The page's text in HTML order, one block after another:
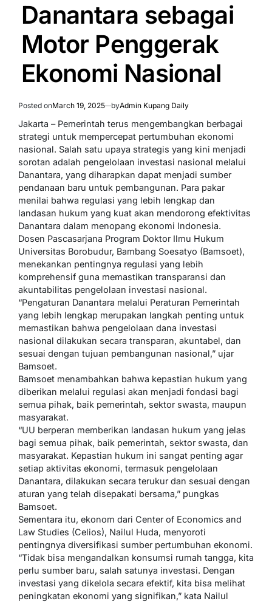
Danantara sebagai
Motor Penggerak
Ekonomi Nasional
Posted onMarch 19, 2025 byAdmin Kupang Daily
Jakarta – Pemerintah terus mengembangkan berbagai
strategi untuk mempercepat pertumbuhan ekonomi
nasional. Salah satu upaya strategis yang kini menjadi
sorotan adalah pengelolaan investasi nasional melalui
Danantara, yang diharapkan dapat menjadi sumber
pendanaan baru untuk pembangunan. Para pakar
menilai bahwa regulasi yang lebih lengkap dan
landasan hukum yang kuat akan mendorong efektivitas
Danantara dalam menopang ekonomi Indonesia.
Dosen Pascasarjana Program Doktor Ilmu Hukum
Universitas Borobudur, Bambang Soesatyo (Bamsoet),
menekankan pentingnya regulasi yang lebih
komprehensif guna memastikan transparansi dan
akuntabilitas pengelolaan investasi nasional.
“Pengaturan Danantara melalui Peraturan Pemerintah
yang lebih lengkap merupakan langkah penting untuk
memastikan bahwa pengelolaan dana investasi
nasional dilakukan secara transparan, akuntabel, dan
sesuai dengan tujuan pembangunan nasional,” ujar
Bamsoet.
Bamsoet menambahkan bahwa kepastian hukum yang
diberikan melalui regulasi akan menjadi fondasi bagi
semua pihak, baik pemerintah, sektor swasta, maupun
masyarakat.
“UU berperan memberikan landasan hukum yang jelas
bagi semua pihak, baik pemerintah, sektor swasta, dan
masyarakat. Kepastian hukum ini sangat penting agar
setiap aktivitas ekonomi, termasuk pengelolaan
Danantara, dilakukan secara terukur dan sesuai dengan
aturan yang telah disepakati bersama,” pungkas
Bamsoet.
Sementara itu, ekonom dari Center of Economics and
Law Studies (Celios), Nailul Huda, menyoroti
pentingnya diversifikasi sumber pertumbuhan ekonomi.
“Tidak bisa mengandalkan konsumsi rumah tangga, kita
perlu sumber baru, salah satunya investasi. Dengan
investasi yang dikelola secara efektif, kita bisa melihat
peningkatan ekonomi yang signifikan,” kata Nailul